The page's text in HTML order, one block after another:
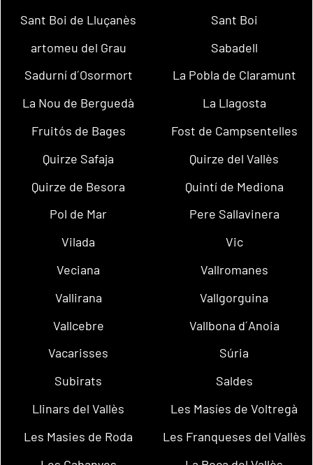
Sant Boi de Lluçanès
Sant Boi
artomeu del Grau
Sabadell
Sadurní d´Osormort
La Pobla de Claramunt
La Nou de Berguedà
La Llagosta
Fruitós de Bages
Fost de Campsentelles
Quirze Safaja
Quirze del Vallès
Quirze de Besora
Quintí de Mediona
Pol de Mar
Pere Sallavinera
Vilada
Vic
Veciana
Vallromanes
Vallirana
Vallgorguina
Vallcebre
Vallbona d´Anoia
Vacarisses
Súria
Subirats
Saldes
Llinars del Vallès
Les Masíes de Voltregà
Les Masies de Roda
Les Franqueses del Vallès